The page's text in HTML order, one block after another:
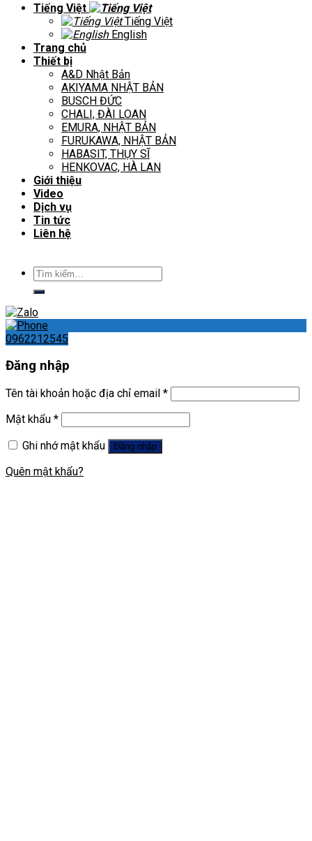
Tiếng Việt
Tiếng Việt
English
Trang chủ
Thiết bị
A&D Nhật Bản
AKIYAMA NHẬT BẢN
BUSCH ĐỨC
CHALI, ĐÀI LOAN
EMURA, NHẬT BẢN
FURUKAWA, NHẬT BẢN
HABASIT, THỤY SĨ
HENKOVAC, HÀ LAN
Giới thiệu
Video
Dịch vụ
Tin tức
Liên hệ
Tìm
kiếm:
0962212545
Đăng nhập
Tên tài khoản hoặc địa chỉ email *
Mật khẩu *
Ghi nhớ mật khẩu
Đăng nhập
Quên mật khẩu?